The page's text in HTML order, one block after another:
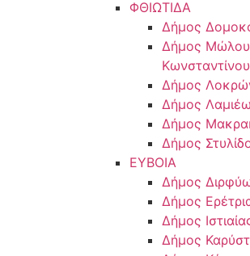
ΦΘΙΩΤΙΔΑ
Δήμος
Δήμος Μώλου
Κωνσταντίνου
Δήμος
Δήμος
Δήμος
Δήμος
ΕΥΒΟΙΑ
Δήμος
Δήμος
Δήμος
Δήμος